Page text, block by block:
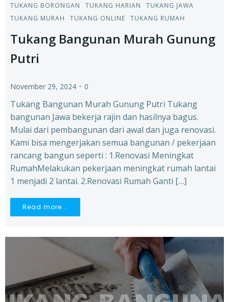
TUKANG BORONGAN
TUKANG HARIAN
TUKANG JAWA
TUKANG MURAH
TUKANG ONLINE TUKANG RUMAH
Tukang Bangunan Murah Gunung
Putri
November 29, 2024 - 0
Tukang Bangunan Murah Gunung Putri Tukang
bangunan Jawa bekerja rajin dan hasilnya bagus.
Mulai dari pembangunan dari awal dan juga renovasi.
Kami bisa mengerjakan semua bangunan / pekerjaan
rancang bangun seperti : 1.Renovasi Meningkat
RumahMelakukan pekerjaan meningkat rumah lantai
1 menjadi 2 lantai. 2.Renovasi Rumah Ganti […]
Read more...